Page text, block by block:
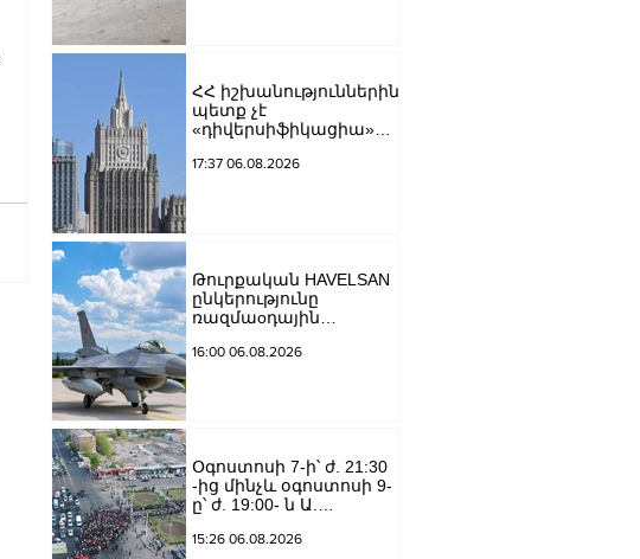
ՀՀ իշխանություններին
պետք չէ
«դիվերսիֆիկացիա»
շրջադարձը դեպի ՌԴ-
17:37 06.08.2026
Թուրքական HAVELSAN
ընկերությունը
ռազմաoդային
կառավարման
16:00 06.08.2026
Օգոստոսի 7-ի՝ ժ. 21:30
-ից մինչև օգոստոսի 9-
ը՝ ժ. 19:00- ն Ա.
Մանկավարժական
15:26 06.08.2026